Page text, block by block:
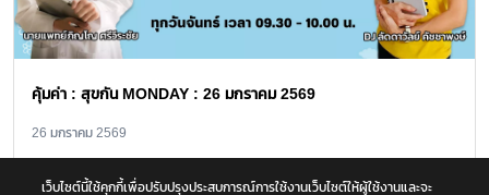
คุ้มค่า : สุขกัน MONDAY : 26 มกราคม 2569
26 มกราคม 2569
เว็บไซต์นี้ใช้คุกกี้เพื่อปรับปรุงประสบการณ์การใช้งานเว็บไซต์ให้ผู้ใช้งานและจะ